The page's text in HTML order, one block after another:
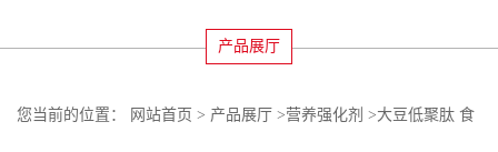
产品展厅
您当前的位置： 网站首页 > 产品展厅 >营养强化剂 >大豆低聚肽 食